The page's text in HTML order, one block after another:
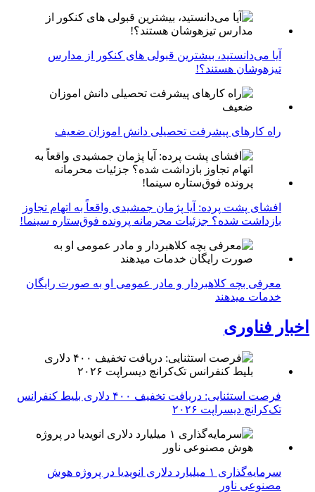
آیا می‌دانستید، بیشترین قبولی های کنکور از مدارس
تیزهوشان هستند؟!
راه کارهای پیشرفت تحصیلی دانش اموزان ضعیف
افشای پشت پرده: آیا پژمان جمشیدی واقعاً به اتهام تجاوز
بازداشت شده؟ جزئیات محرمانه پرونده فوق‌ستاره سینما!
معرفی بچه کلاهبردار و مادر عمومی او به صورت رایگان
خدمات میدهند
اخبار فناوری
فرصت استثنایی: دریافت تخفیف ۴۰۰ دلاری بلیط کنفرانس
تک‌کرانچ دیسراپت ۲۰۲۶
سرمایه‌گذاری ۱ میلیارد دلاری انویدیا در پروژه هوش
مصنوعی ناور